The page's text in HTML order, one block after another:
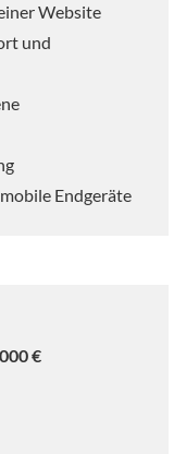
Website
und
Endgeräte
€